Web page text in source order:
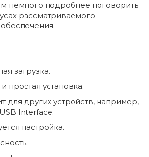
немного подробнее поговорить
рассматриваемого
загрузка.
простая установка.
для других устройств, например,
Interface.
настройка.